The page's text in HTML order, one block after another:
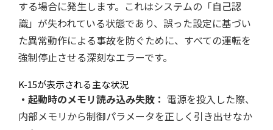
する場合に発生します。これはシステムの「自己認
識」が失われている状態であり、誤った設定に基づい
た異常動作による事故を防ぐために、すべての運転を
強制停止させる深刻なエラーです。
K-15が表示される主な状況
・起動時のメモリ読み込み失敗： 電源を投入した際、
内部メモリから制御パラメータを正しく引き出せなか